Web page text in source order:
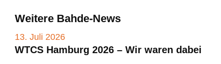
Weitere Bahde-News
13. Juli 2026
WTCS Hamburg 2026 – Wir waren dabei